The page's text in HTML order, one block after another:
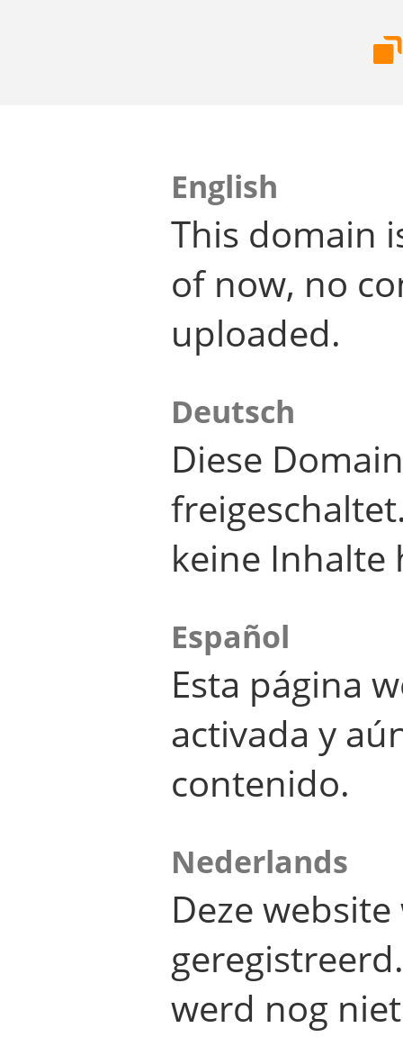
English
This domain
of now, no
uploaded.
Deutsch
Diese
keine Inhalte
Español
Esta página
activada y
contenido.
Nederlands
Deze
werd nog